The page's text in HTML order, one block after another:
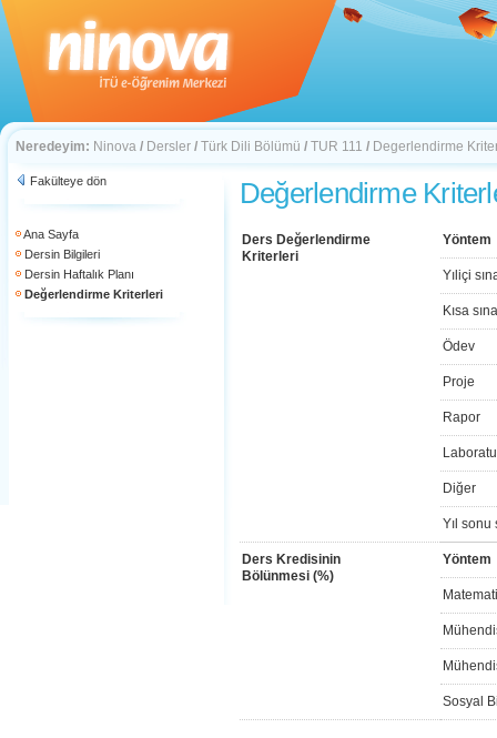
Neredeyim: Ninova / Dersler / Türk Dili Bölümü / TUR 111 / Degerlendirme
Fakülteye dön
Ana Sayfa
Dersin Bilgileri
Dersin Haftalık Planı
Değerlendirme Kriterleri
Değerlendirme
Ders Değerlendirme
Kriterleri
Yöntem
Yıliçi
Kısa
Ödev
Proje
Rapor
Diğer
Yıl sonu
Ders Kredisinin
Bölünmesi (%)
Yöntem
Sosyal